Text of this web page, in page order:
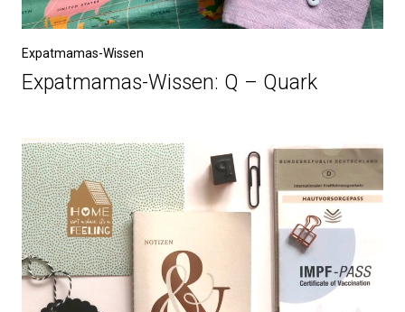
Expatmamas-Wissen
Expatmamas-Wissen: Q – Quark